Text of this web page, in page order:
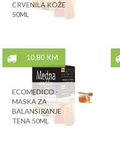
CRVENILA KOŽE
50ML
10,80 KM
ECOMEDICO -
MASKA ZA
BALANSIRANJE
TENA 50ML